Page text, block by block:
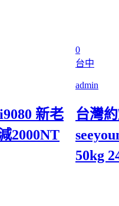
新老
2000NT
0
台中
admin
台灣
50kg